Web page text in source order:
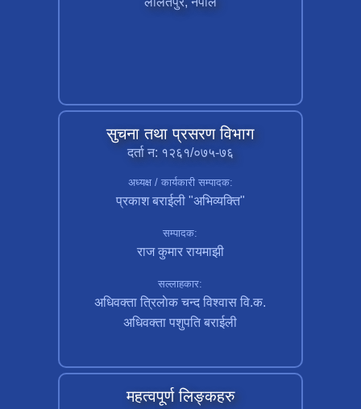
सुचना तथा प्रसरण विभाग
दर्ता न: १२६१/०७५-७६
अध्यक्ष / कार्यकारी सम्पादक:
प्रकाश बराईली "अभिव्यक्ति"
सम्पादक:
राज कुमार रायमाझी
सल्लाहकार:
अधिवक्ता त्रिलाेक चन्द विश्वास वि.क.
अधिवक्ता पशुपति बराईली
महत्वपूर्ण लिङ्कहरु